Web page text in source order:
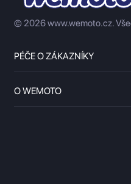
© 2026 www.wemoto.cz.
PÉČE O ZÁKAZNÍKY
O WEMOTO